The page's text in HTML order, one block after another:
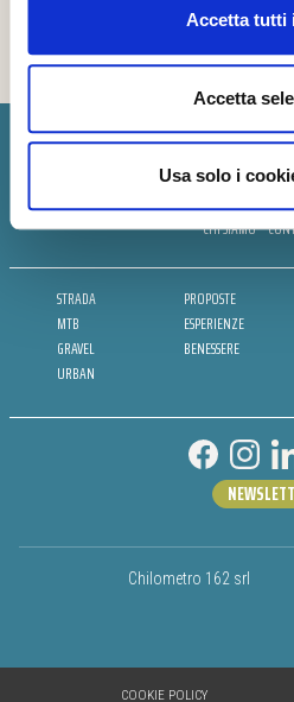
Accetta tutti
Accetta
Usa solo i
CHI SIAMO
STRADA
MTB
GRAVEL
URBAN
PROPOSTE
ESPERIENZE
BENESSERE
Chilometro 162 srl
COOKIE POLICY